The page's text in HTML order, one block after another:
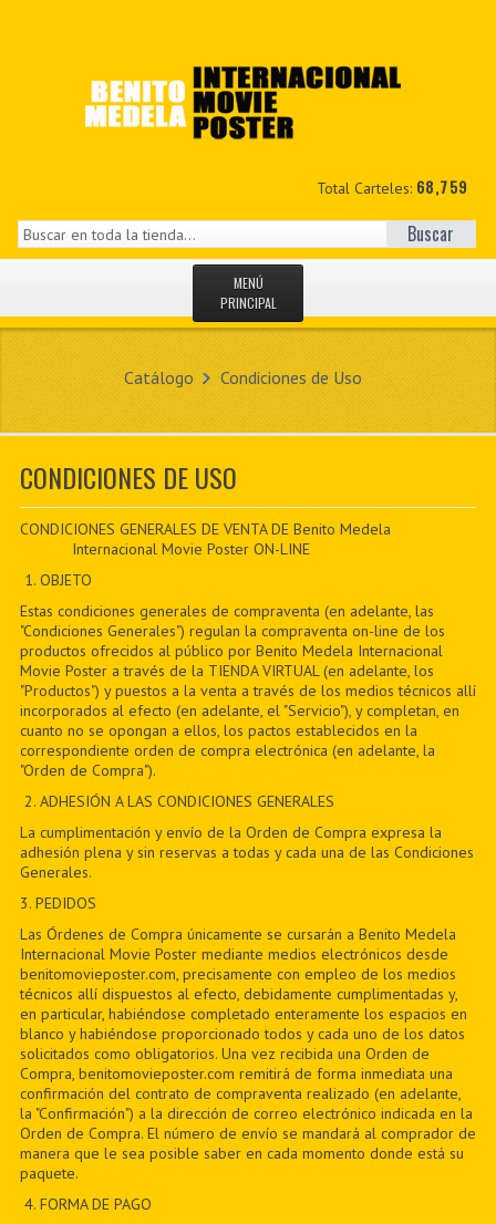
Total Carteles: 68,759
Buscar
MENÚ
PRINCIPAL
MIS DATOS
CONTACTO
PDF BOOKS
Catálogo Condiciones de Uso
CONDICIONES DE USO
CONDICIONES GENERALES DE VENTA DE Benito Medela
Internacional Movie Poster ON-LINE
1. OBJETO
Estas condiciones generales de compraventa (en adelante, las
"Condiciones Generales") regulan la compraventa on-line de los
productos ofrecidos al público por Benito Medela Internacional
Movie Poster a través de la TIENDA VIRTUAL (en adelante, los
"Productos") y puestos a la venta a través de los medios técnicos allí
incorporados al efecto (en adelante, el "Servicio"), y completan, en
cuanto no se opongan a ellos, los pactos establecidos en la
correspondiente orden de compra electrónica (en adelante, la
"Orden de Compra").
2. ADHESIÓN A LAS CONDICIONES GENERALES
La cumplimentación y envío de la Orden de Compra expresa la
adhesión plena y sin reservas a todas y cada una de las Condiciones
Generales.
3. PEDIDOS
Las Órdenes de Compra únicamente se cursarán a Benito Medela
Internacional Movie Poster mediante medios electrónicos desde
benitomovieposter.com, precisamente con empleo de los medios
técnicos allí dispuestos al efecto, debidamente cumplimentadas y,
en particular, habiéndose completado enteramente los espacios en
blanco y habiéndose proporcionado todos y cada uno de los datos
solicitados como obligatorios. Una vez recibida una Orden de
Compra, benitomovieposter.com remitirá de forma inmediata una
confirmación del contrato de compraventa realizado (en adelante,
la "Confirmación") a la dirección de correo electrónico indicada en la
Orden de Compra. El número de envío se mandará al comprador de
manera que le sea posible saber en cada momento donde está su
paquete.
4. FORMA DE PAGO